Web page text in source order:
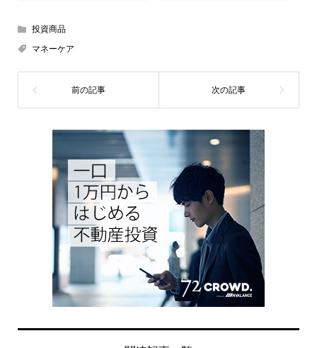
投資商品
マネーケア